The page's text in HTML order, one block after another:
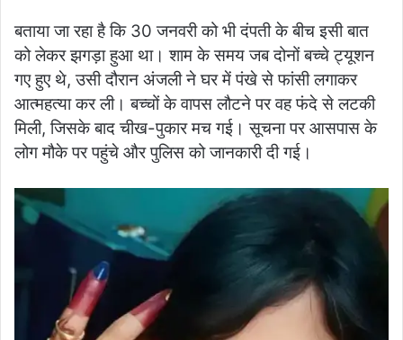
बताया जा रहा है कि 30 जनवरी को भी दंपती के बीच इसी बात
को लेकर झगड़ा हुआ था। शाम के समय जब दोनों बच्चे ट्यूशन
गए हुए थे, उसी दौरान अंजली ने घर में पंखे से फांसी लगाकर
आत्महत्या कर ली। बच्चों के वापस लौटने पर वह फंदे से लटकी
मिली, जिसके बाद चीख-पुकार मच गई। सूचना पर आसपास के
लोग मौके पर पहुंचे और पुलिस को जानकारी दी गई।